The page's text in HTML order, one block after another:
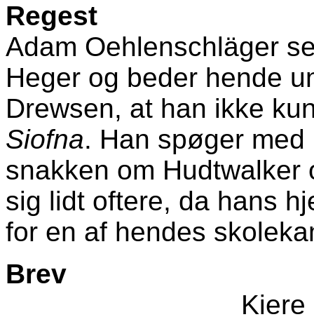
Regest
Adam Oehlenschläger
Heger og beder hende
Drewsen, at han ikke
Siofna. Han spøger
snakken om
sig lidt oftere, da hans
for en af hendes
Brev